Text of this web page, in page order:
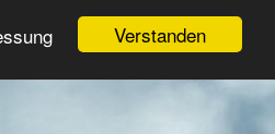
Verstanden